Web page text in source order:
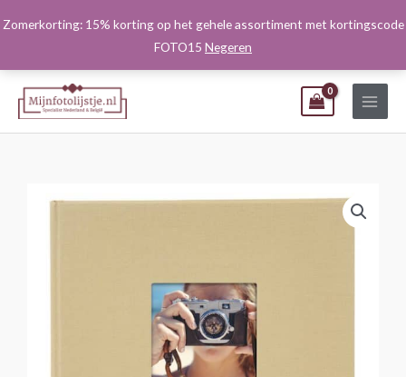
Zomerkorting: 15% korting op het gehele assortiment met kortingscode
FOTO15 Negeren
naar